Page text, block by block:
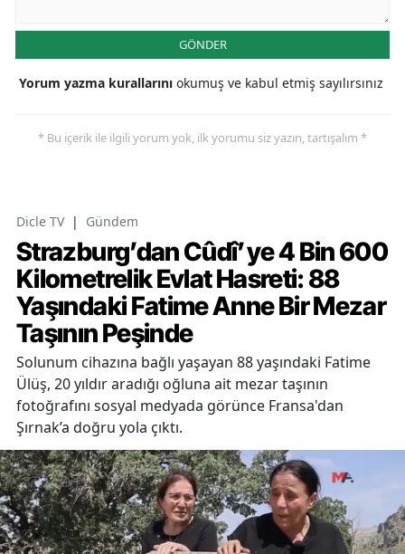
GÖNDER
Yorum yazma kurallarını okumuş ve kabul etmiş sayılırsınız
* Bu içerik ile ilgili yorum yok, ilk yorumu siz yazın, tartışalım *
Dicle TV | Gündem
Strazburg’dan Cûdî’ye 4 Bin 600
Kilometrelik Evlat Hasreti: 88
Yaşındaki Fatime Anne Bir Mezar
Taşının Peşinde
Solunum cihazına bağlı yaşayan 88 yaşındaki Fatime
Ülüş, 20 yıldır aradığı oğluna ait mezar taşının
fotoğrafını sosyal medyada görünce Fransa'dan
Şırnak’a doğru yola çıktı.